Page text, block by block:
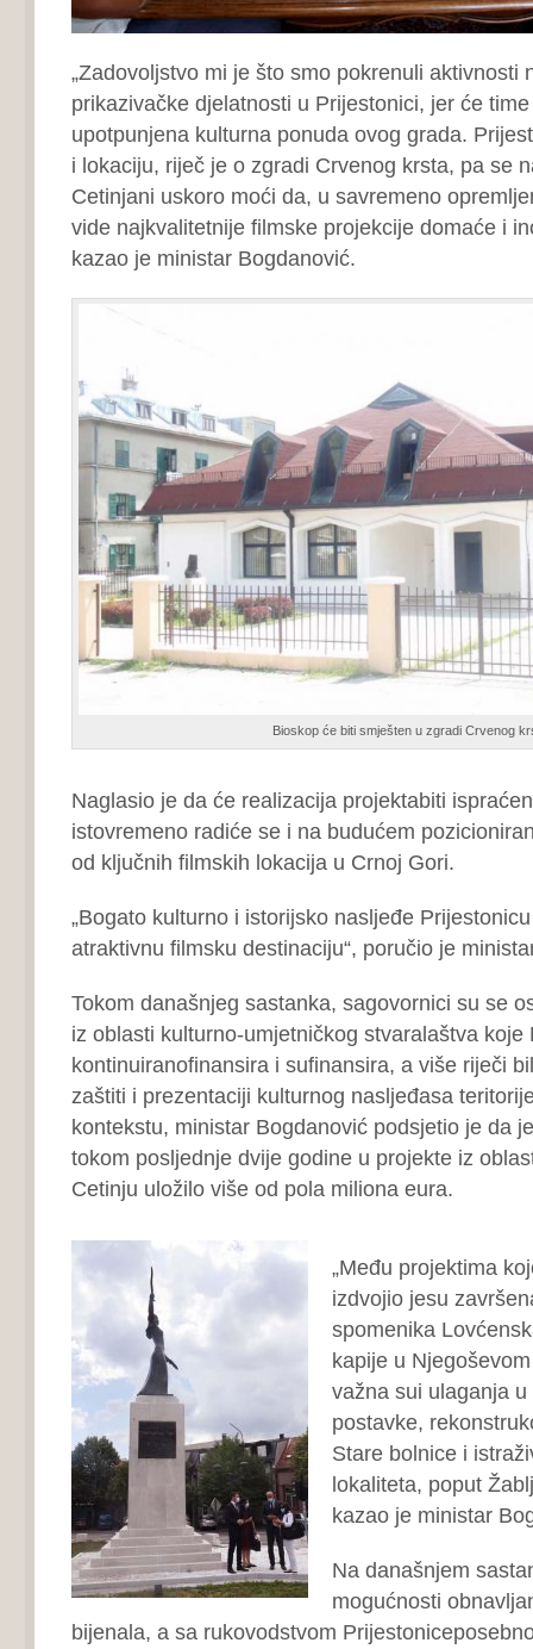
„Zadovoljstvo mi je što smo pokrenuli aktivnosti
prikazivačke djelatnosti u Prijestonici, jer će
upotpunjena kulturna ponuda ovog grada.
i lokaciju, riječ je o zgradi Crvenog krsta, pa se
Cetinjani uskoro moći da, u savremeno
vide najkvalitetnije filmske projekcije domaće i
kazao je ministar Bogdanović.
Bioskop će biti smješten u zgradi Crvenog
Naglasio je da će realizacija projektabiti
istovremeno radiće se i na budućem
od ključnih filmskih lokacija u Crnoj Gori.
„Bogato kulturno i istorijsko nasljeđe
atraktivnu filmsku destinaciju“, poručio je
Tokom današnjeg sastanka, sagovornici su se
iz oblasti kulturno-umjetničkog stvaralaštva koje
kontinuiranofinansira i sufinansira, a više riječi
zaštiti i prezentaciji kulturnog nasljeđasa
kontekstu, ministar Bogdanović podsjetio je da
tokom posljednje dvije godine u projekte iz
Cetinju uložilo više od pola miliona eura.
„Među projektima
izdvojio jesu
spomenika
kapije u
važna sui ulaganja
postavke,
Stare bolnice i
lokaliteta, poput
kazao je ministar
Na današnjem
mogućnosti
bijenala, a sa rukovodstvom